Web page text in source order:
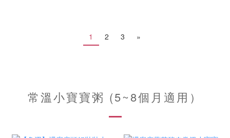
1 2 3 »
常溫小寶寶粥 (5~8個月適用）